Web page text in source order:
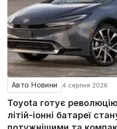
Авто Новини 4 серпня 2026
Toyota готує революцію
літій-іонні батареї